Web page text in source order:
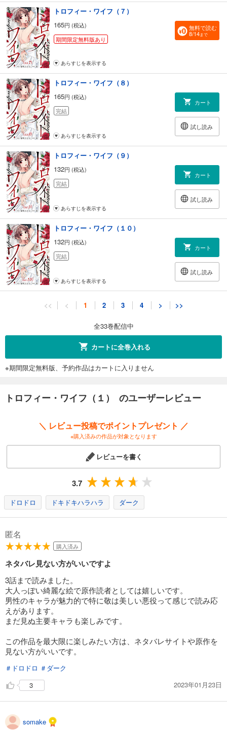
トロフィー・ワイフ（７）
165円 (税込)
期間限定無料版あり
無料で読む
8/14まで
あらすじを表示する
トロフィー・ワイフ（８）
165円 (税込)
完結
カート
試し読み
あらすじを表示する
トロフィー・ワイフ（９）
132円 (税込)
完結
カート
試し読み
あらすじを表示する
トロフィー・ワイフ（１０）
132円 (税込)
完結
カート
試し読み
あらすじを表示する
トロフィー・ワイフ（１１）
あらすじを表示する
トロフィー・ワイフ（１２）
完結
あらすじを表示する
トロフィー・ワイフ（１３）
円 (税込)
あらすじを表示する
トロフィー・ワイフ（１４）
完結
トロフィー・ワイフ（１５）
132円 (税込)
完結
あらすじを表示する
トロフィー・ワイフ（１６）
カート
<< < 1 2 3 4 > >>
全33巻配信中
カートに全巻入れる
※期間限定無料版、予約作品はカートに入りません
トロフィー・ワイフ（１） のユーザーレビュー
＼ レビュー投稿でポイントプレゼント ／
※購入済みの作品が対象となります
レビューを書く
3.7
ドロドロ ドキドキハラハラ ダーク
匿名
購入済み
ネタバレ見ない方がいいですよ
3話まで読みました。
大人っぽい綺麗な絵で原作読者としては嬉しいです。
男性のキャラが魅力的で特に敬は美しい悪役って感じで読み応
えがあります。
まだ見ぬ主要キャラも楽しみです。
この作品を最大限に楽しみたい方は、ネタバレサイトや原作を
見ない方がいいです。
＃ドロドロ ＃ダーク
3
2023年01月23日
somake